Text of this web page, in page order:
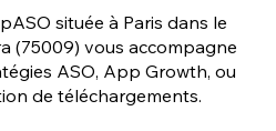
située à Paris dans le
(75009) vous accompagne
ASO, App Growth, ou
de téléchargements.